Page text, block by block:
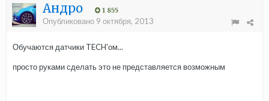
Андро 1 855
Опубликовано 9 октября, 2013
Обучаются датчики TECH'ом...
просто руками сделать это не представляется возможным